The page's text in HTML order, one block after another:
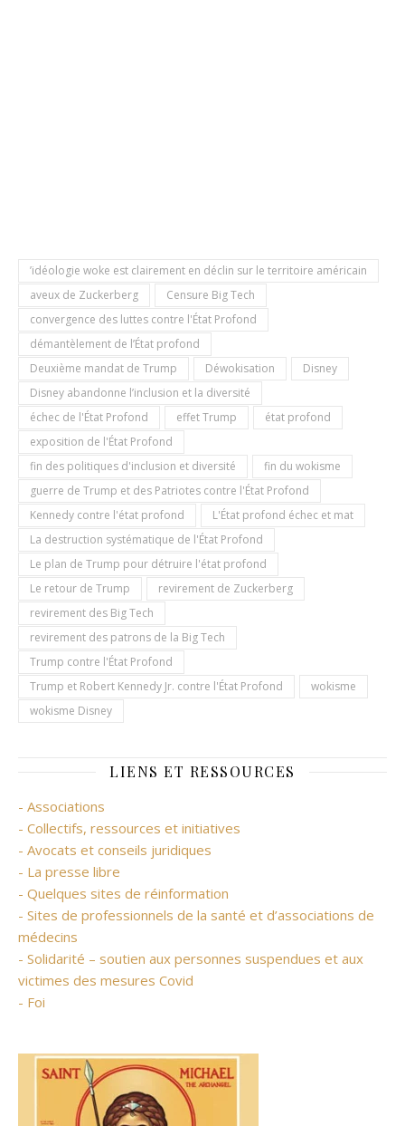
’idéologie woke est clairement en déclin sur le territoire américain
aveux de Zuckerberg
Censure Big Tech
convergence des luttes contre l'État Profond
démantèlement de l’État profond
Deuxième mandat de Trump
Déwokisation
Disney
Disney abandonne l’inclusion et la diversité
échec de l'État Profond
effet Trump
état profond
exposition de l'État Profond
fin des politiques d'inclusion et diversité
fin du wokisme
guerre de Trump et des Patriotes contre l'État Profond
Kennedy contre l'état profond
L'État profond échec et mat
La destruction systématique de l'État Profond
Le plan de Trump pour détruire l'état profond
Le retour de Trump
revirement de Zuckerberg
revirement des Big Tech
revirement des patrons de la Big Tech
Trump contre l'État Profond
Trump et Robert Kennedy Jr. contre l'État Profond
wokisme
wokisme Disney
LIENS ET RESSOURCES
- Associations
- Collectifs, ressources et initiatives
- Avocats et conseils juridiques
- La presse libre
- Quelques sites de réinformation
- Sites de professionnels de la santé et d’associations de
médecins
- Solidarité – soutien aux personnes suspendues et aux
victimes des mesures Covid
- Foi